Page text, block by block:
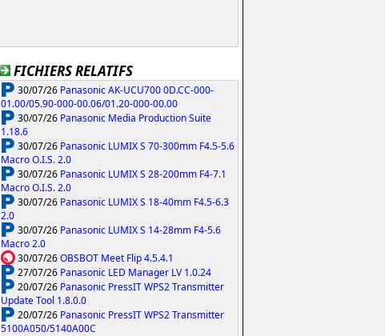
FICHIERS RELATIFS
30/07/26 Panasonic AK-UCU700 0D.CC-000-
01.00/05.90-000-00.06/01.20-000-00.00
30/07/26 Panasonic Media Production Suite
1.18.6
30/07/26 Panasonic LUMIX S 70-300mm F4.5-5.6
Macro O.I.S. 2.0
30/07/26 Panasonic LUMIX S 28-200mm F4-7.1
Macro O.I.S. 2.0
30/07/26 Panasonic LUMIX S 18-40mm F4.5-6.3
2.0
30/07/26 Panasonic LUMIX S 14-28mm F4-5.6
Macro 2.0
30/07/26OBSBOT Meet Flip 4.5.4.1
27/07/26 Panasonic LED Manager LV 1.0.24
20/07/26 Panasonic PressIT WPS2 Transmitter
Update Tool 1.8.0.0
20/07/26 Panasonic PressIT WPS2 Transmitter
5100A050/5140A00C